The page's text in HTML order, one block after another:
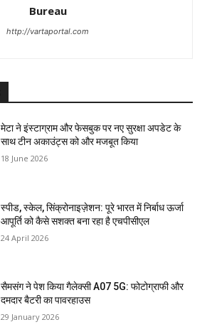
Bureau
http://vartaportal.com
मेटा ने इंस्टाग्राम और फेसबुक पर नए सुरक्षा अपडेट के
साथ टीन अकाउंट्स को और मजबूत किया
18 June 2026
स्पीड, स्केल, सिंक्रोनाइज़ेशन: पूरे भारत में निर्बाध ऊर्जा
आपूर्ति को कैसे सशक्त बना रहा है एचपीसीएल
24 April 2026
सैमसंग ने पेश किया गैलेक्सी A07 5G: फोटोग्राफी और
दमदार बैटरी का पावरहाउस
29 January 2026